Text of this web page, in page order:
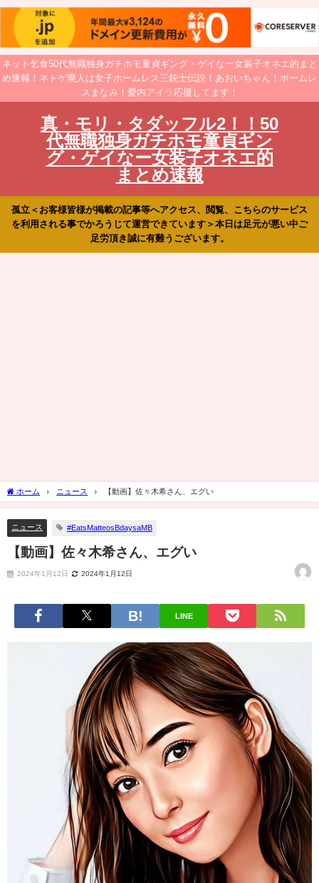
ネット乞食50代無職独身ガチホモ童貞ギング・ゲイなー女装子オネエ的まと
め速報！ネトゲ廃人は女子ホームレス三銃士伝説！あおいちゃん！ホームレ
スまなみ！愛内アイラ応援してます！
真・モリ・タダッフル2！！50
代無職独身ガチホモ童貞ギン
グ・ゲイなー女装子オネエ的
まとめ速報
孤立＜お客様皆様が掲載の記事等へアクセス、閲覧、こちらのサービス
を利用される事でかろうじて運営できています＞本日は足元が悪い中ご
足労頂き誠に有難うございます。
ホーム ニュース 【動画】佐々木希さん、エグい
ニュース #EatsMatteosBdaysaMB
【動画】佐々木希さん、エグい
2024年1月12日 2024年1月12日
LINE